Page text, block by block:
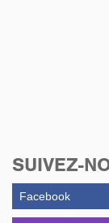
SUIVEZ-
Facebook